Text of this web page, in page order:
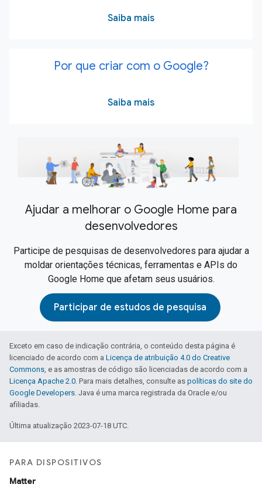
Saiba mais
Por que criar com o Google?
Saiba mais
Ajudar a melhorar o Google Home para
desenvolvedores
Participe de pesquisas de desenvolvedores para ajudar a
moldar orientações técnicas, ferramentas e APIs do
Google Home que afetam seus usuários.
Participar de estudos de pesquisa
Exceto em caso de indicação contrária, o conteúdo desta página é
licenciado de acordo com a Licença de atribuição 4.0 do Creative
Commons , e as amostras de código são licenciadas de acordo com a
Licença Apache 2.0 . Para mais detalhes, consulte as políticas do site do
Google Developers . Java é uma marca registrada da Oracle e/ou
afiliadas.
Última atualização 2023-07-18 UTC.
PARA DISPOSITIVOS
Matter